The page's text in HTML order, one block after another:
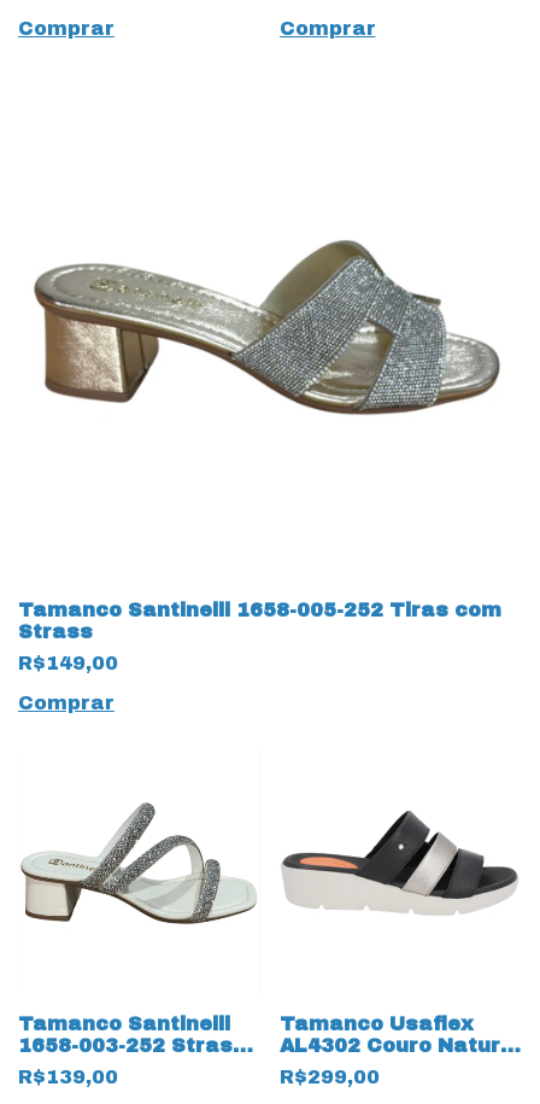
Comprar
Comprar
Tamanco Santinelli 1658-005-252 Tiras com
Strass
R$149,00
Comprar
Tamanco Santinelli
1658-003-252 Strass
Marfim
R$139,00
Tamanco Usaflex
AL4302 Couro Natural
Salto Anabela
R$299,00